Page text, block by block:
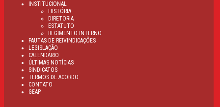
INSTITUCIONAL
HISTÓRIA
DIRETORIA
ESTATUTO
REGIMENTO INTERNO
PAUTAS DE REIVINDICAÇÕES
LEGISLAÇÃO
CALENDÁRIO
ÚLTIMAS NOTÍCIAS
SINDICATOS
TERMOS DE ACORDO
CONTATO
GEAP